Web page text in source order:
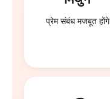
प्रेम संबंध मजबूत होंगे